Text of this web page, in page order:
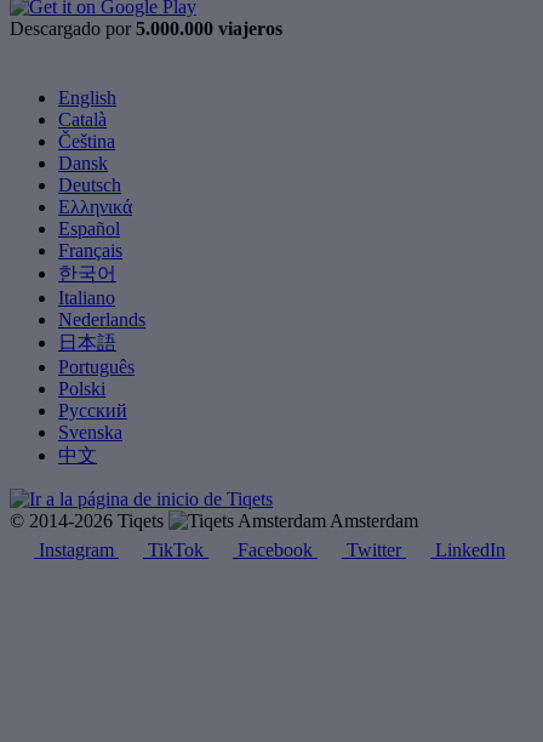
Descargado por 5.000.000 viajeros
English
Català
Čeština
Dansk
Deutsch
Ελληνικά
Español
Français
한국어
Italiano
Nederlands
日本語
Português
Polski
Русский
Svenska
中文
© 2014-2026 Tiqets
Amsterdam
Instagram
TikTok Facebook Twitter LinkedIn